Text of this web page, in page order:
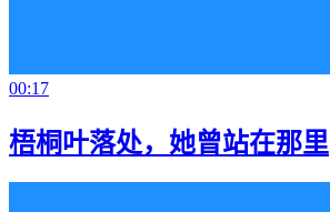
00:17
梧桐叶落处，她曾站在那里